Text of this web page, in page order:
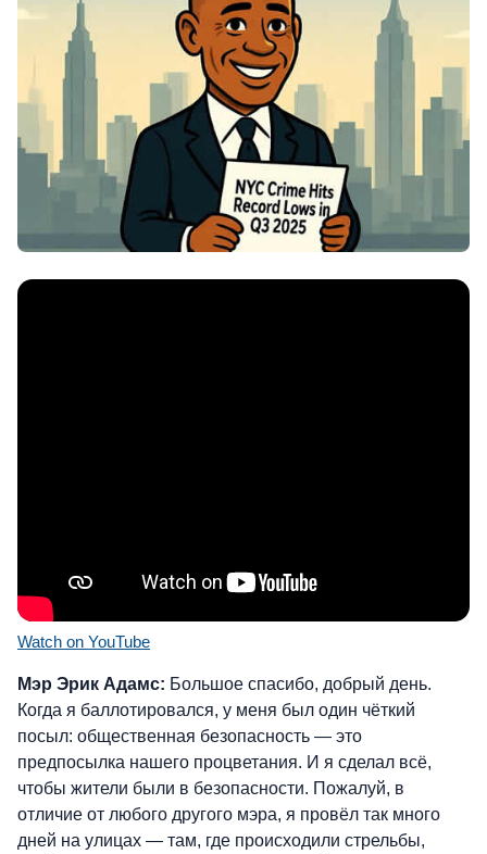
Watch on YouTube
Мэр Эрик Адамс: Большое спасибо, добрый день.
Когда я баллотировался, у меня был один чёткий
посыл: общественная безопасность — это
предпосылка нашего процветания. И я сделал всё,
чтобы жители были в безопасности. Пожалуй, в
отличие от любого другого мэра, я провёл так много
дней на улицах — там, где происходили стрельбы,